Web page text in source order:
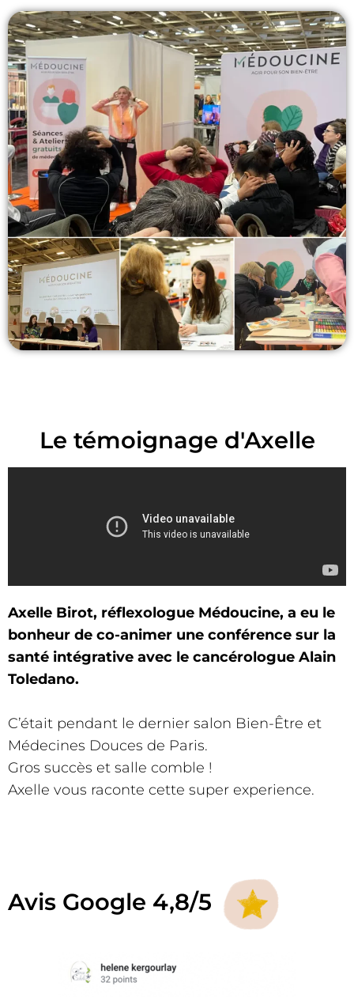
Le témoignage d'Axelle
Axelle Birot, réflexologue Médoucine, a eu le
bonheur de co-animer une conférence sur la
santé intégrative avec le cancérologue Alain
Toledano.
C’était pendant le dernier salon Bien-Être et
Médecines Douces de Paris.
Gros succès et salle comble !
Axelle vous raconte cette super experience.
Avis Google 4,8/5